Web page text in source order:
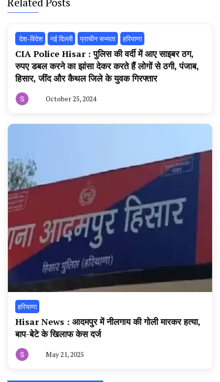
‌ देश-विदेश नई दिल्ली प्राचीन सभ्यता हरियाणा
CIA Police Hisar : पुलिस की वर्दी में आए साइबर ठग,
रुपए डबल करने का झांसा देकर करते हैं लोगों से ठगी, पंजाब,
हिसार, जींद और कैथल जिले के युवक गिरफ्तार
टूडे
October 25, 2024
हरियाणा
Hisar News : आदमपुर में नीलगाय की गोली मारकर हत्या,
बाप-बेटे के खिलाफ केस दर्ज
May 21, 2025